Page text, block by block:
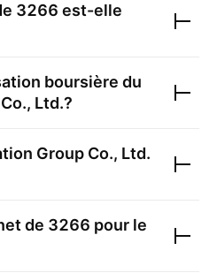
3266 est-elle
boursière du
Ltd.?
Group Co., Ltd.
de 3266 pour le